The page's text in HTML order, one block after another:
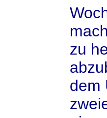
zu
dem